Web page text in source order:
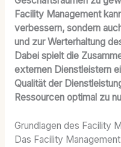
Facility Management
verbessern, sondern
und zur Werterhaltung
Dabei spielt die
externen Dienstleistern
Qualität der
Ressourcen optimal zu
Grundlagen des Facility
Das Facility